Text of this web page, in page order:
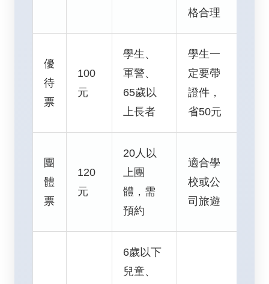
格合理
優
待
票
100
元
學生、
軍警、
65歲以
上長者
學生一
定要帶
證件，
省50元
團
體
票
120
元
20人以
上團
體，需
預約
適合學
校或公
司旅遊
6歲以下
兒童、